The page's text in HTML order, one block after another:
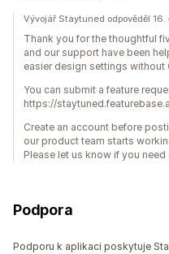
Vývojář Staytuned odpověděl
Thank you for the thoughtful
and our support have been
easier design settings
You can submit a feature
https://
Create an account before
our product team starts
Please let us know if you
Podpora
Podporu k aplikaci poskytuje